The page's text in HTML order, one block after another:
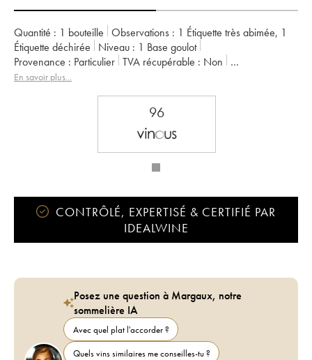
Quantité : 1 bouteille Observations : 1 Étiquette très abimée, 1
Étiquette déchirée
Niveau : 1 Base goulot
Provenance : particulier TVA récupérable :
non
Région :
Bordeaux
En savoir plus...
96
CONTRÔLÉ, EXPERTISÉ & CERTIFIÉ PAR
IDEALWINE
Posez une question à Margaux, notre
sommelière IA
Avec quel plat l'accorder ?
Quels vins similaires me conseilles-tu ?